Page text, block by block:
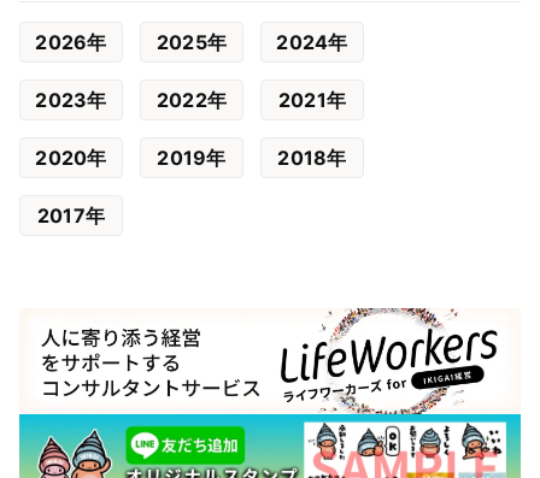
2026年 2025年 2024年
2023年 2022年 2021年
2020年 2019年 2018年
2017年